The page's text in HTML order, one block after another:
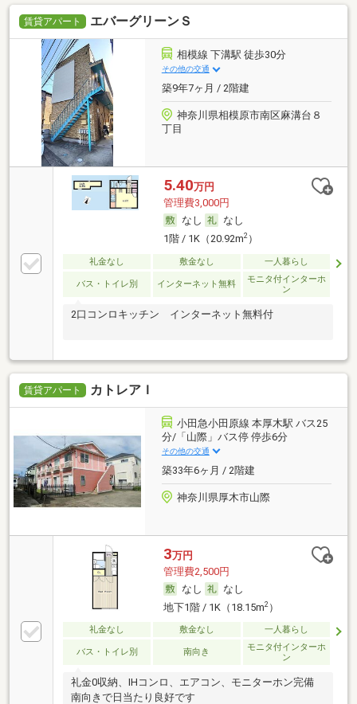
賃貸アパート エバーグリーンＳ
相模線 下溝駅 徒歩30分
その他の交通
築9年7ヶ月 / 2階建
神奈川県相模原市南区麻溝台８
丁目
5.40万円
管理費3,000円
なし
なし
1階 / 1K（20.92m2）
礼金なし 敷金なし 一人暮らし
バス・トイレ別 インターネット無料
モニタ付インターホ
ン
2口コンロキッチン インターネット無料付
賃貸アパート カトレアＩ
小田急小田原線 本厚木駅 バス25
分/「山際」バス停 停歩6分
その他の交通
築33年6ヶ月 / 2階建
神奈川県厚木市山際
3万円
管理費2,500円
なし
なし
地下1階 / 1K（18.15m2）
礼金なし 敷金なし 一人暮らし
バス・トイレ別 南向き
モニタ付インターホ
ン
礼金0収納、IHコンロ、エアコン、モニターホン完備
南向きで日当たり良好です